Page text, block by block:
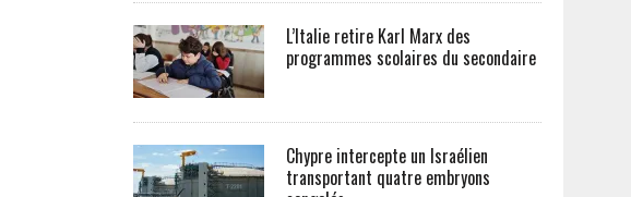
L’Italie retire Karl Marx des
programmes scolaires du secondaire
Chypre intercepte un Israélien
transportant quatre embryons